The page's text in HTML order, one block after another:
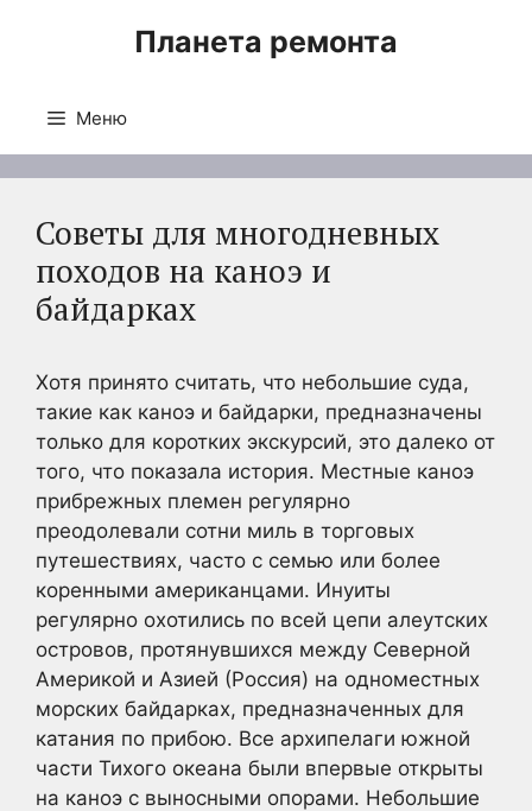
Планета ремонта
Меню
Советы для многодневных
походов на каноэ и
байдарках
Хотя принято считать, что небольшие суда,
такие как каноэ и байдарки, предназначены
только для коротких экскурсий, это далеко от
того, что показала история. Местные каноэ
прибрежных племен регулярно
преодолевали сотни миль в торговых
путешествиях, часто с семью или более
коренными американцами. Инуиты
регулярно охотились по всей цепи алеутских
островов, протянувшихся между Северной
Америкой и Азией (Россия) на одноместных
морских байдарках, предназначенных для
катания по прибою. Все архипелаги южной
части Тихого океана были впервые открыты
на каноэ с выносными опорами. Небольшие